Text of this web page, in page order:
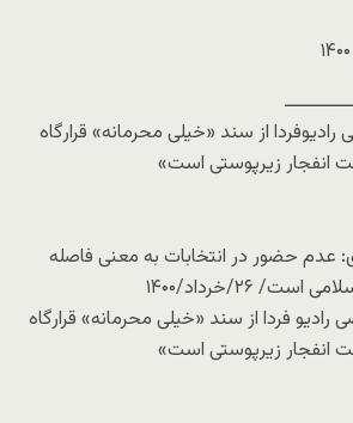
رادیوفردا از سند «خیلی محرمانه» قرارگاه
انفجار زیرپوستی است»
عدم حضور در انتخابات به معنی فاصله
۲۶/خرداد/۱۴۰۰
رادیو فردا از سند «خیلی محرمانه» قرارگاه
انفجار زیرپوستی است»